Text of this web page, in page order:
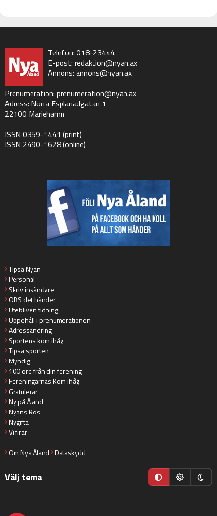
Telefon: 018-23444
E-post: redaktion@nyan.ax
Annons: annons@nyan.ax
Prenumeration: prenumeration@nyan.ax
Adress: Norra Esplanadgatan 1
22100 Mariehamn
ISSN 0359-1441 (print)
ISSN 2490-1628 (online)
Tipsa Nyan
Personal
Skriv insändare
OBS det händer
Utebliven tidning
Uppehåll i prenumerationen
Adressändring
Sportens kom ihåg
Tipsa sporten
Myndig
100 ord från din förening
Föreningarnas Kom ihåg
Gratulerar
Ny på Åland
Nyans Ros
Nygifta
Vi firar
Om Nya Åland Dataskydd
Välj tema